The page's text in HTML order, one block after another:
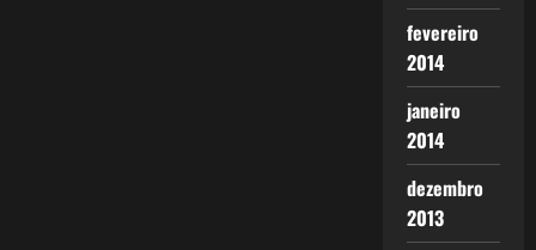
fevereiro
2014
janeiro
2014
dezembro
2013